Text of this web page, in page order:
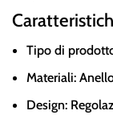
Tipo di
Materiali:
Design: